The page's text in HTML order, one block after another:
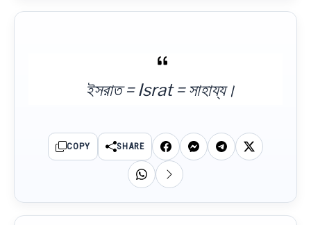
ইসরাত‌ ‌=‌ ‌Israt = সাহায্য।‌ ‌
COPY SHARE